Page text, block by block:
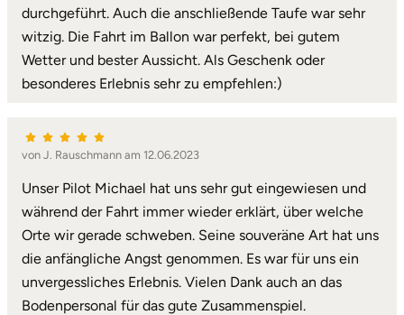
durchgeführt. Auch die anschließende Taufe war sehr
witzig. Die Fahrt im Ballon war perfekt, bei gutem
Wetter und bester Aussicht. Als Geschenk oder
besonderes Erlebnis sehr zu empfehlen:)
von J. Rauschmann am 12.06.2023
Unser Pilot Michael hat uns sehr gut eingewiesen und
während der Fahrt immer wieder erklärt, über welche
Orte wir gerade schweben. Seine souveräne Art hat uns
die anfängliche Angst genommen. Es war für uns ein
unvergessliches Erlebnis. Vielen Dank auch an das
Bodenpersonal für das gute Zusammenspiel.